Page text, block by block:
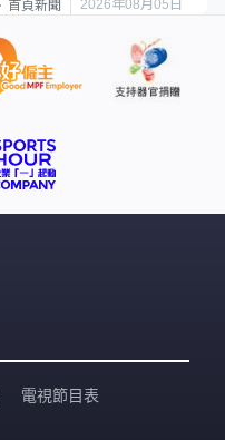
首頁新聞 2026年08月05日
電視節目表